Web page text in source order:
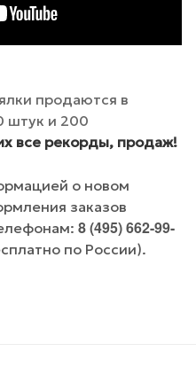
продаются в
штук и 200
все рекорды, продаж!
о новом
заказов
8 (495) 662-99-
по России).